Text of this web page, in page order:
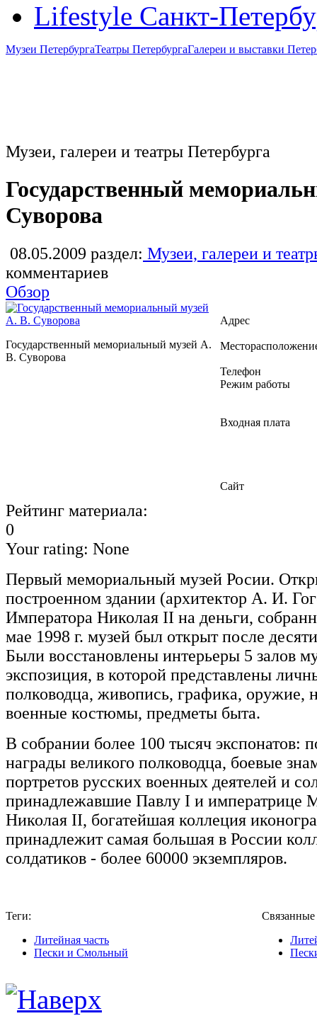
Lifestyle Санкт-
Музеи ПетербургаТеатры ПетербургаГалереи и выставки
Музеи, галереи и театры Петербурга
Государственный
Суворова
08.05.2009 раздел: Музеи, галереи и
комментариев
Обзор
Государственный мемориальный музей А.
В. Суворова
Адрес
Телефон
Режим работы
Входная плата
Сайт
Рейтинг материала:
0
Your rating: None
Первый мемориальный музей Росии.
построенном здании (архитектор А. И.
Императора Николая II на деньги,
мае 1998 г. музей был открыт после
Были восстановлены интерьеры 5 залов
экспозиция, в которой представлены
полководца, живопись, графика, оружие,
военные костюмы, предметы быта.
В собрании более 100 тысяч экспонатов:
награды великого полководца, боевые
портретов русских военных деятелей и
принадлежавшие Павлу I и императрице
Николая II, богатейшая коллеция
принадлежит самая большая в России
солдатиков - более 60000 экземпляров.
Теги:
Литейная часть
Пески и Смольный